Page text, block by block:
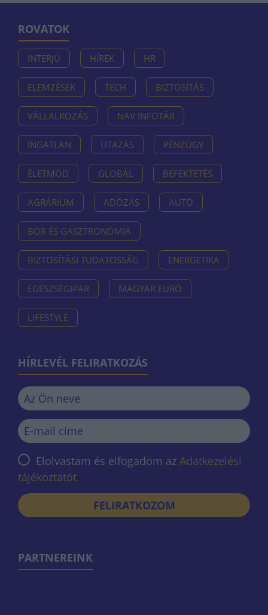
ROVATOK
INTERJÚ HÍREK HR
ELEMZÉSEK TECH BIZTOSÍTÁS
VÁLLALKOZÁS NAV INFOTÁR
INGATLAN UTAZÁS PÉNZÜGY
ÉLETMÓD GLOBÁL BEFEKTETÉS
AGRÁRIUM ADÓZÁS AUTÓ
BOR ÉS GASZTRONÓMIA
BIZTOSÍTÁSI TUDATOSSÁG ENERGETIKA
EGÉSZSÉGIPAR MAGYAR EURÓ
LIFESTYLE
HÍRLEVÉL FELIRATKOZÁS
Elolvastam és elfogadom az Adatkezelési
tájékoztatót
FELIRATKOZOM
PARTNEREINK